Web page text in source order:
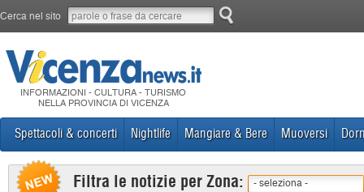
Cerca nel sito
INFORMAZIONI - CULTURA - TURISMO
NELLA PROVINCIA DI VICENZA
Spettacoli & concerti Nightlife Mangiare & Bere Muoversi
Filtra le notizie per Zona: - seleziona -